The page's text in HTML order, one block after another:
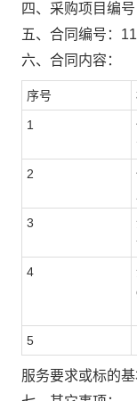
四、采购项目编号
五、合同编号：
六、合同内容：
序号
1
2
3
4
5
服务要求或标的基